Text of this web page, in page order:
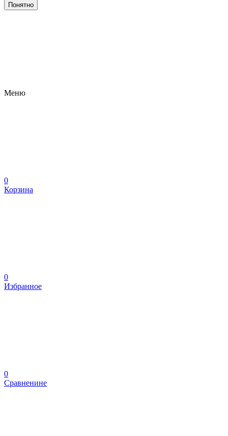
Понятно
Меню
0
Корзина
0
Избранное
0
Сравненине